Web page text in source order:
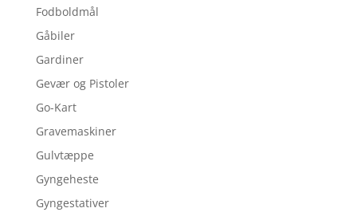
Fodboldmål
Gåbiler
Gardiner
Gevær og Pistoler
Go-Kart
Gravemaskiner
Gulvtæppe
Gyngeheste
Gyngestativer